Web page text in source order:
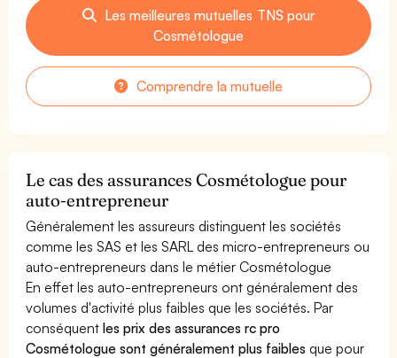
Les meilleures mutuelles TNS pour
Cosmétologue
Comprendre la mutuelle
Le cas des assurances Cosmétologue pour
auto-entrepreneur
Généralement les assureurs distinguent les sociétés
comme les SAS et les SARL des micro-entrepreneurs ou
auto-entrepreneurs dans le métier Cosmétologue
En effet les auto-entrepreneurs ont généralement des
volumes d'activité plus faibles que les sociétés. Par
conséquentles prix des assurances rc pro
Cosmétologue sont généralement plus faibles que pour